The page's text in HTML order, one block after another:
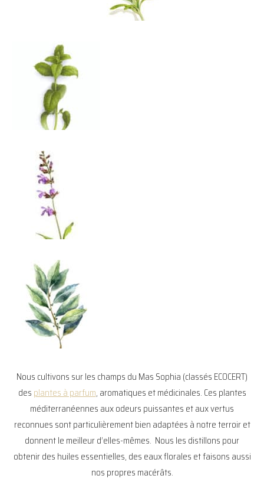
Nous cultivons sur les champs du Mas Sophia (classés ECOCERT)
des plantes à parfum, aromatiques et médicinales. Ces plantes
méditerranéennes aux odeurs puissantes et aux vertus
reconnues sont particulièrement bien adaptées à notre terroir et
donnent le meilleur d’elles-mêmes. Nous les distillons pour
obtenir des huiles essentielles, des eaux florales et faisons aussi
nos propres macérâts.